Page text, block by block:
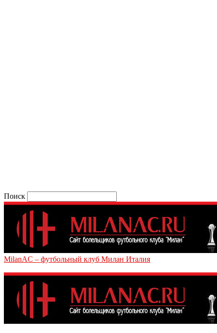
Поиск
MilanAC – футбольный клуб Милан Италия